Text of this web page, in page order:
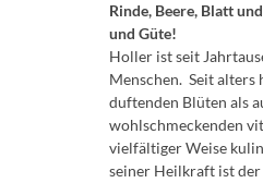
Rinde, Beere, Blatt
und Güte!
Holler ist seit
Menschen. Seit alters
duftenden Blüten als
wohlschmeckenden
vielfältiger Weise
seiner Heilkraft ist